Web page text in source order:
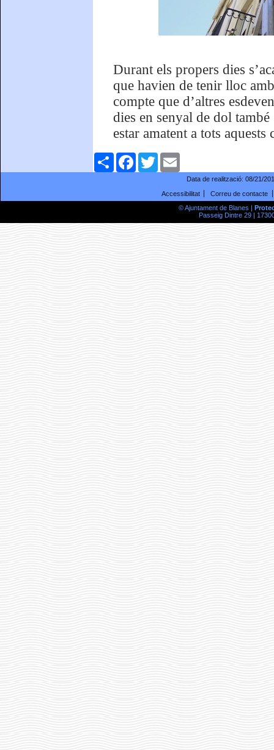
Durant els propers dies
que havien de tenir lloc
compte que d’altres
dies en senyal de dol
estar amatent a tots aquests
ComparteixFacebookTwitter
Data de realització: 08/21/
Accessibilitat
Correu de contacte
© Ajuntament de Blanes |
Passeig Dintre 29 |